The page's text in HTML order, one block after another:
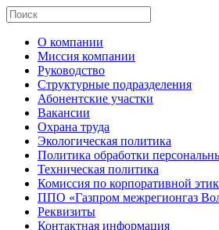
О компании
Миссия компании
Руководство
Структурные подразделения
Абонентские участки
Вакансии
Охрана труда
Экологическая политика
Политика обработки
Техническая политика
Комиссия по корпоративной
ППО «Газпром межрегионгаз
Реквизиты
Контактная информация